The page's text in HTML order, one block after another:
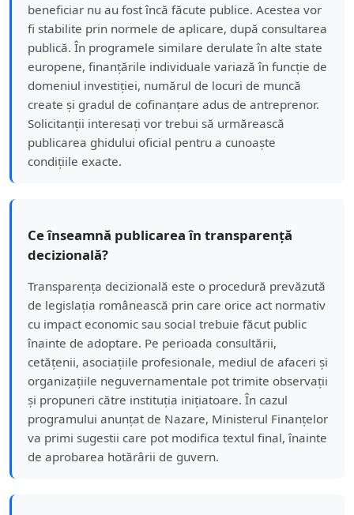
beneficiar nu au fost încă făcute publice. Acestea vor
fi stabilite prin normele de aplicare, după consultarea
publică. În programele similare derulate în alte state
europene, finanțările individuale variază în funcție de
domeniul investiției, numărul de locuri de muncă
create și gradul de cofinanțare adus de antreprenor.
Solicitanții interesați vor trebui să urmărească
publicarea ghidului oficial pentru a cunoaște
condițiile exacte.
Ce înseamnă publicarea în transparență
decizională?
Transparența decizională este o procedură prevăzută
de legislația românească prin care orice act normativ
cu impact economic sau social trebuie făcut public
înainte de adoptare. Pe perioada consultării,
cetățenii, asociațiile profesionale, mediul de afaceri și
organizațiile neguvernamentale pot trimite observații
și propuneri către instituția inițiatoare. În cazul
programului anunțat de Nazare, Ministerul Finanțelor
va primi sugestii care pot modifica textul final, înainte
de aprobarea hotărârii de guvern.